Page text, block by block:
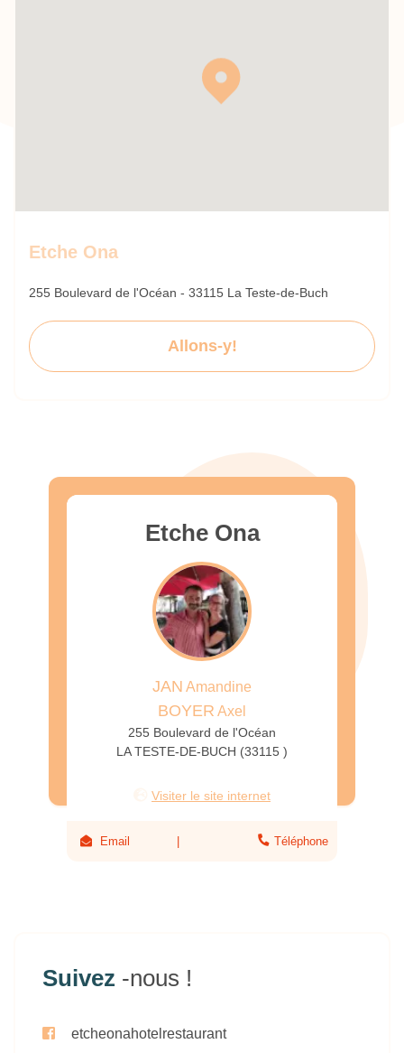
Etche Ona
255 Boulevard de l'Océan - 33115 La Teste-de-Buch
Allons-y!
Etche Ona
JAN Amandine
BOYER Axel
255 Boulevard de l'Océan
LA TESTE-DE-BUCH (33115 )
Visiter le site internet
Email Téléphone
Suivez -nous !
etcheonahotelrestaurant